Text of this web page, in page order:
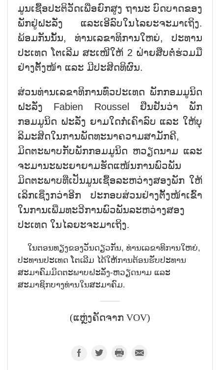
ມູນເຊື້ອປະຕິວັດເພື່ອຍົກສູງ ຖານະ ບົດບາດຂອງ
ພັກຢູ່ຝະລັ່ງ ແລະເອີລົບໃນໄລຍະຈະມາເຖິງ.
ພ້ອມກັນນັ້ນ, ທ່ານເລຂາທິການໃຫຍ່, ປະທານ
ປະເທດ ໂຕເລີມ ສະເໜີໃຫ້ 2 ຝ່າຍສືບຕໍ່ຮ່ວມມື
ຢ່າງຕັ້ງໜ້າ ແລະ ມີປະສິດທິຜົນ.
ສ່ວນທ່ານເລຂາທິການທົ່ວປະເທດ ພັກກອມມູນິດ
ຝະລັ່ງ Fabien Roussel ຢືນຢັນວ່າ ພັກ
ກອມມູນິດ ຝະລັ່ງ ຍາມໃດກໍ່ເຄົາລົບ ແລະ ໃຫ້ບຸ
ລິມະສິດໃນການພັດທະນາຄວາມສາມັກຄີ,
ມິດຕະພາບກັບພັກກອມມູນິດ ຫວຽດນາມ ແລະ
ຈະມານະພະຍາຍາມຮັດແໜ້ນການພົວພັນ
ມິດຕະພາບທີ່ເປັນມູນເຊື້ອລະຫວ່າງສອງພັກ ໃຫ້
ເລິກເຊິ່ງກວ່າອີກ ປະກອບສ່ວນຢ່າງຕັ້ງໜ້າເຂົ້າ
ໃນການເພີ່ມທະວີການພົວພັນລະຫວ່າງສອງ
ປະເທດ ໃນໄລຍະຈະມາເຖິງ.
ໃນຕອນທຽງຂອງວັນດຽວກັນ, ທ່ານເລຂາທິການໃຫຍ່,
ປະທານປະເທດ ໂຕເລີມ ໄດ້ໃຫ້ການຕ້ອນຮັບປະທານ
ສະມາຄົມມິດຕະພາບຝະລັ່ງ-ຫວຽດນາມ ແລະ
ສະມາຊິກບາງທ່ານໃນສະມາຄົມ.
(ແຫຼ່ງຄັດຈາກ VOV)